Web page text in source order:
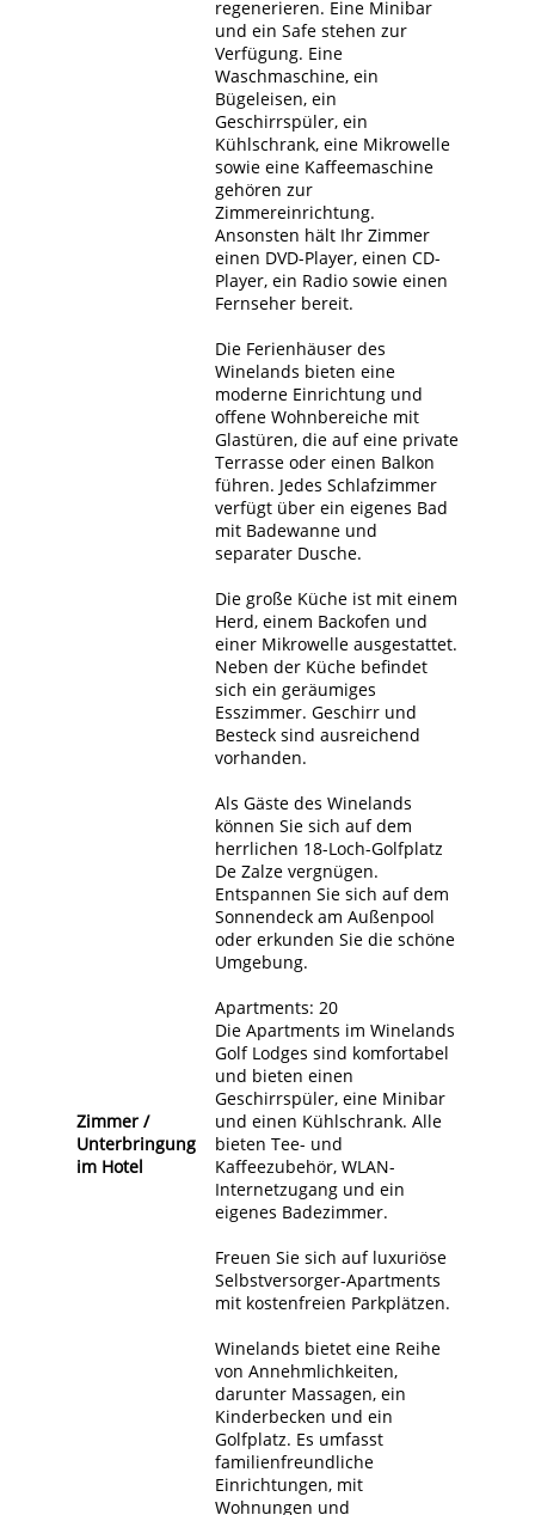
Zimmer /
Unterbringung
im Hotel
regenerieren. Eine Minibar
und ein Safe stehen zur
Verfügung. Eine
Waschmaschine, ein
Bügeleisen, ein
Geschirrspüler, ein
Kühlschrank, eine Mikrowelle
sowie eine Kaffeemaschine
gehören zur
Zimmereinrichtung.
Ansonsten hält Ihr Zimmer
einen DVD-Player, einen CD-
Player, ein Radio sowie einen
Fernseher bereit.
Die Ferienhäuser des
Winelands bieten eine
moderne Einrichtung und
offene Wohnbereiche mit
Glastüren, die auf eine private
Terrasse oder einen Balkon
führen. Jedes Schlafzimmer
verfügt über ein eigenes Bad
mit Badewanne und
separater Dusche.
Die große Küche ist mit einem
Herd, einem Backofen und
einer Mikrowelle ausgestattet.
Neben der Küche befindet
sich ein geräumiges
Esszimmer. Geschirr und
Besteck sind ausreichend
vorhanden.
Als Gäste des Winelands
können Sie sich auf dem
herrlichen 18-Loch-Golfplatz
De Zalze vergnügen.
Entspannen Sie sich auf dem
Sonnendeck am Außenpool
oder erkunden Sie die schöne
Umgebung.
Apartments: 20
Die Apartments im Winelands
Golf Lodges sind komfortabel
und bieten einen
Geschirrspüler, eine Minibar
und einen Kühlschrank. Alle
bieten Tee- und
Kaffeezubehör, WLAN-
Internetzugang und ein
eigenes Badezimmer.
Freuen Sie sich auf luxuriöse
Selbstversorger-Apartments
mit kostenfreien Parkplätzen.
Winelands bietet eine Reihe
von Annehmlichkeiten,
darunter Massagen, ein
Kinderbecken und ein
Golfplatz. Es umfasst
familienfreundliche
Einrichtungen, mit
Wohnungen und